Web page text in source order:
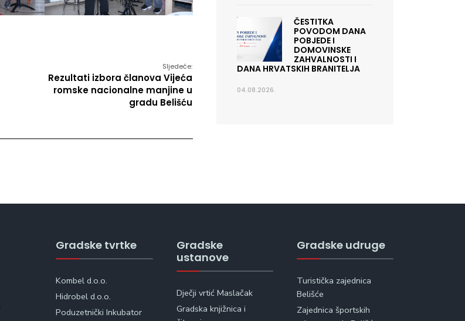
Sljedeće:
Rezultati izbora članova Vijeća
romske nacionalne manjine u
gradu Belišću
ČESTITKA
POVODOM DANA
POBJEDE I
DOMOVINSKE
ZAHVALNOSTI I
DANA HRVATSKIH BRANITELJA
04.08.2026.
Gradske tvrtke
Kombel d.o.o.
Hidrobel d.o.o.
Poduzetnički Inkubator
Gradske
ustanove
Dječji vrtić Maslačak
Gradska knjižnica i
Gradske udruge
Turistička zajednica
Belišće
Zajednica športskih